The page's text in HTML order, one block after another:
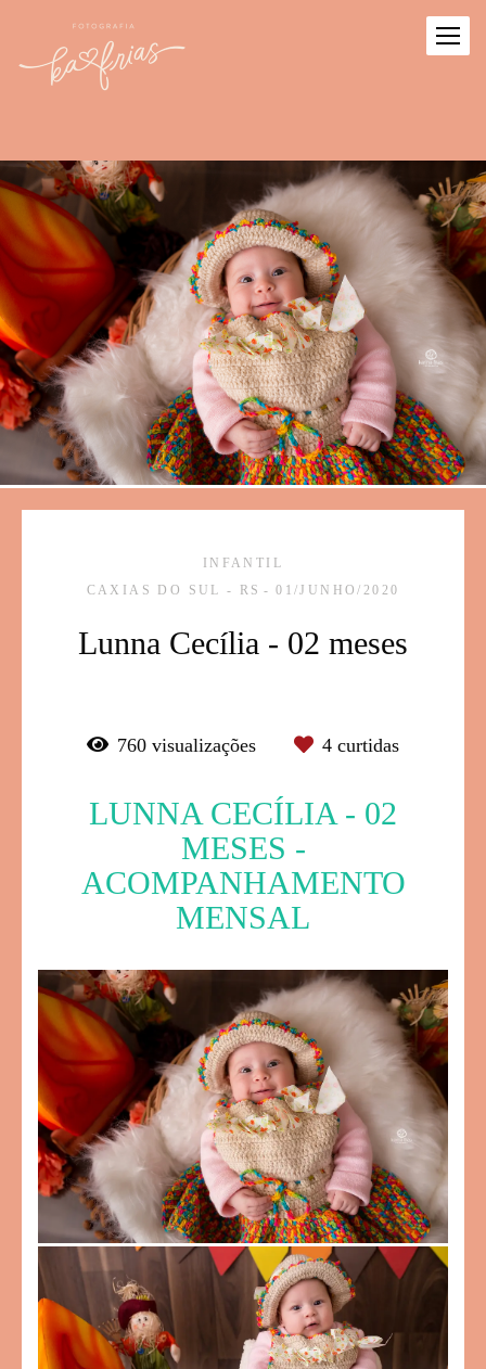
INFANTIL
CAXIAS DO SUL - RS
01/JUNHO/2020
Lunna Cecília - 02 meses
760 visualizações 4 curtidas
LUNNA CECÍLIA - 02
MESES -
ACOMPANHAMENTO
MENSAL